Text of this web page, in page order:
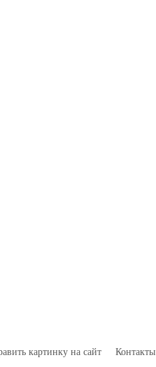
картинку на сайт Контакты